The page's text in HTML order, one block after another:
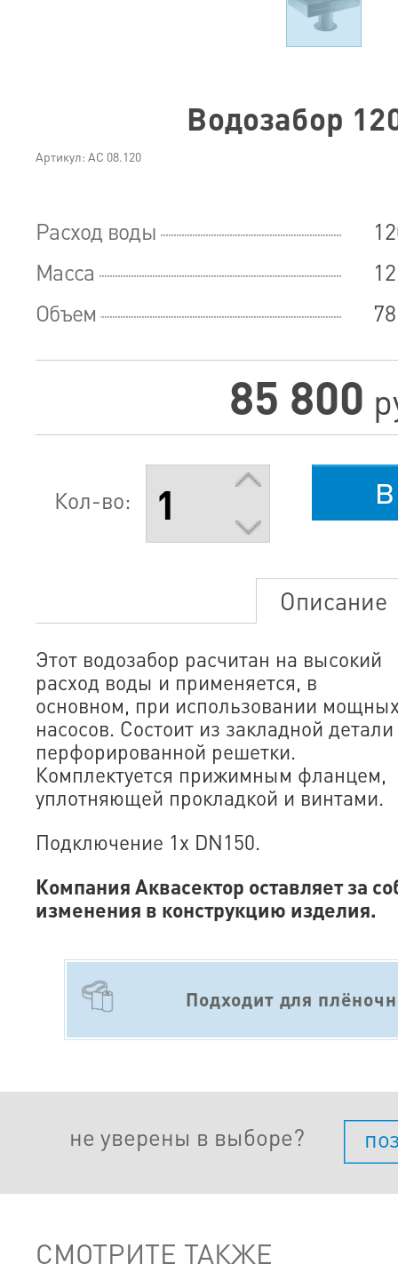
Водозабор
Артикул: АС 08.120
Расход воды
Масса
Объем
85 800
Кол-во:
Описание
Этот водозабор расчитан на высокий
расход воды и применяется, в
основном, при использовании
насосов. Состоит из закладной
перфорированной решетки.
Комплектуется прижимным фланцем,
уплотняющей прокладкой и винтами.
Подключение 1х DN150.
Компания Аквасектор оставляет за
изменения в конструкцию изделия.
Подходит для
не уверены в выборе?
СМОТРИТЕ ТАКЖЕ